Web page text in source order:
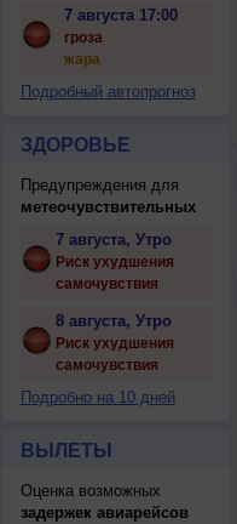
7 августа 17:00
гроза
жара
Подробный автопрогноз
ЗДОРОВЬЕ
Предупреждения для
метеочувствительных
7 августа, Утро
Риск ухудшения
самочувствия
8 августа, Утро
Риск ухудшения
самочувствия
Подробно на 10 дней
ВЫЛЕТЫ
Оценка возможных
задержек авиарейсов